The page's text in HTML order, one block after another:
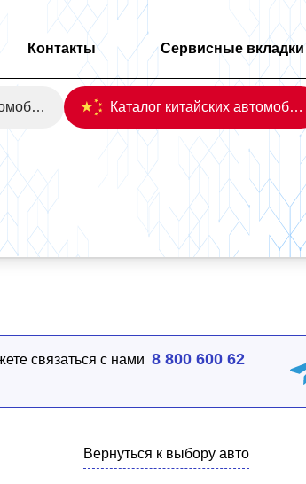
Контакты Сервисные вкладки
Каталог корейских автомобилей Каталог китайских автомобилей
связаться с нами 8 800 600 62
Вернуться к выбору авто